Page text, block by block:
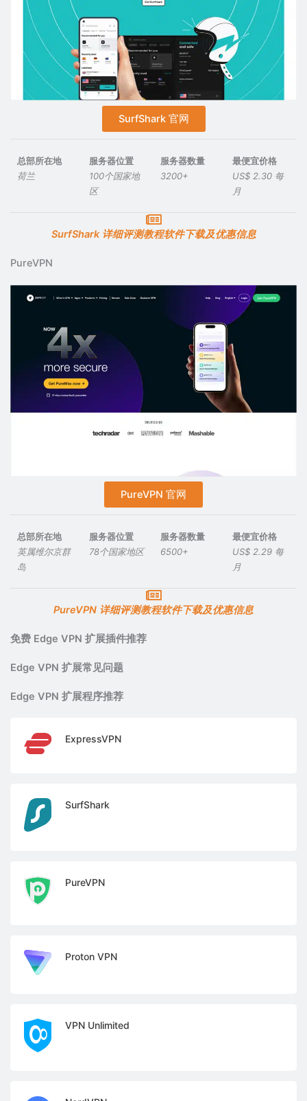
SurfShark 官网
总部所在地
荷兰
服务器位置
100个国家地
区
服务器数量
3200+
最便宜价格
US$ 2.30 每
月
SurfShark 详细评测教程软件下载及优惠信息
PureVPN
PureVPN 官网
总部所在地
英属维尔京群
岛
服务器位置
78个国家地区
服务器数量
6500+
最便宜价格
US$ 2.29 每
月
PureVPN 详细评测教程软件下载及优惠信息
免费 Edge VPN 扩展插件推荐
Edge VPN 扩展常见问题
Edge VPN 扩展程序推荐
ExpressVPN
SurfShark
PureVPN
Proton VPN
VPN Unlimited